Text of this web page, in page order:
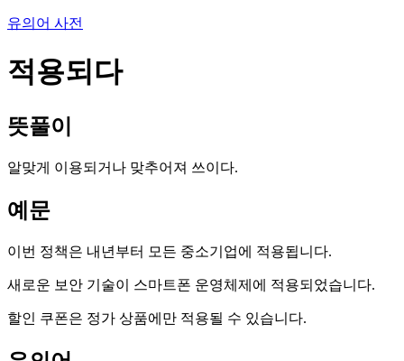
유의어 사전
적용되다
뜻풀이
알맞게 이용되거나 맞추어져 쓰이다.
예문
이번 정책은 내년부터 모든 중소기업에 적용됩니다.
새로운 보안 기술이 스마트폰 운영체제에 적용되었습니다.
할인 쿠폰은 정가 상품에만 적용될 수 있습니다.